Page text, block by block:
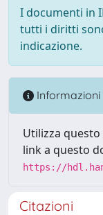
I documenti in
tutti i diritti
indicazione.
Informazioni
Utilizza
link a questo
https://
Citazioni